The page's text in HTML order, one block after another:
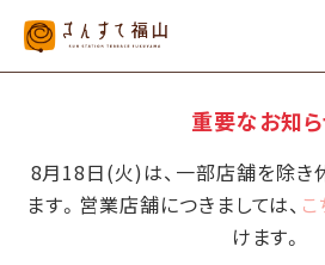
重要なお知
8月18日(火)は、一部店舗を除き
ます。営業店舗につきましては、 こ
けます。